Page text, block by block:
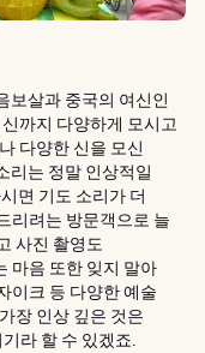
보살과 중국의 여신인
까지 다양하게 모시고
다양한 신을 모신
리는 정말 인상적일
면 기도 소리가 더
리려는 방문객으로 늘
사진 촬영도
마음 또한 잊지 말아
이크 등 다양한 예술
장 인상 깊은 것은
라 할 수 있겠죠.